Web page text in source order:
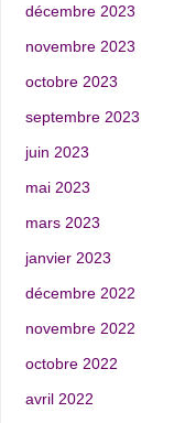
décembre 2023
novembre 2023
octobre 2023
septembre 2023
juin 2023
mai 2023
mars 2023
janvier 2023
décembre 2022
novembre 2022
octobre 2022
avril 2022